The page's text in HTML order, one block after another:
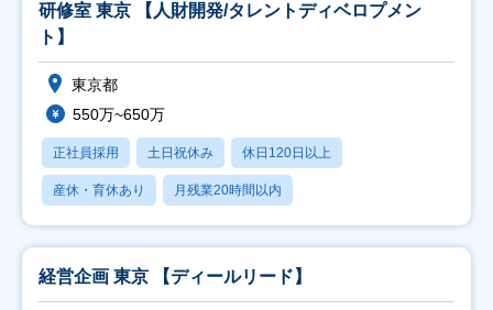
研修室 東京 【人財開発/タレントディベロプメン
ト】
東京都
550万~650万
正社員採用 土日祝休み 休日120日以上
産休・育休あり 月残業20時間以内
経営企画 東京 【ディールリード】